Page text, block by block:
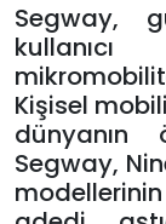
Segway,
Kişisel
dünyanın
Segway,